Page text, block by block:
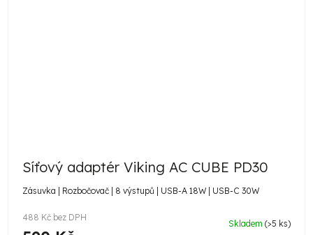
Síťový adaptér Viking AC CUBE PD30
Zásuvka | Rozbočovač | 8 výstupů | USB-A 18W | USB-C 30W
488 Kč bez DPH
Skladem (>5 ks)